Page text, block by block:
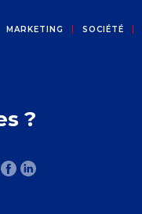
MARKETING SOCIÉTÉ
?